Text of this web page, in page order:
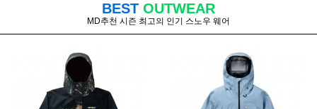
BEST OUTWEAR
MD추천 시즌 최고의 인기 스노우 웨어